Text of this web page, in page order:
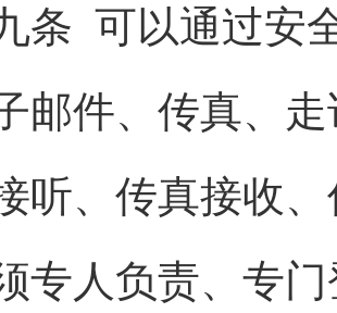
可以通过安全
邮件、传真、
听、传真接收
专人负责、专